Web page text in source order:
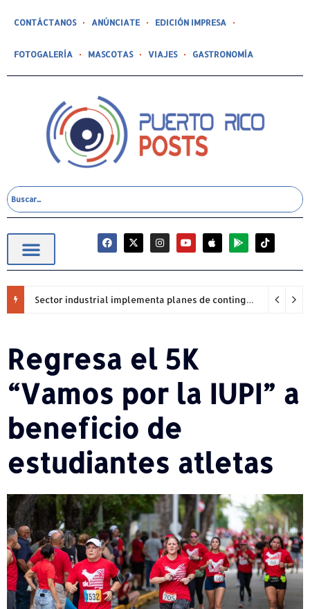
CONTÁCTANOS ANÚNCIATE EDICIÓN IMPRESA
FOTOGALERÍA MASCOTAS VIAJES GASTRONOMÍA
Sector industrial implementa planes de contingencia ante racionamiento de agua y hace un llamado a la eficiencia infraestructural
Regresa el 5K
“Vamos por la IUPI” a
beneficio de
estudiantes atletas